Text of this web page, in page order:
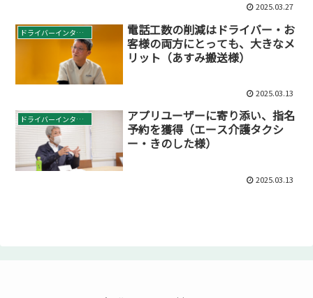
2025.03.27
ドライバーインタビュー
電話工数の削減はドライバー・お
客様の両方にとっても、大きなメ
リット（あすみ搬送様）
2025.03.13
ドライバーインタビュー
アプリユーザーに寄り添い、指名
予約を獲得（エース介護タクシ
ー・きのした様）
2025.03.13